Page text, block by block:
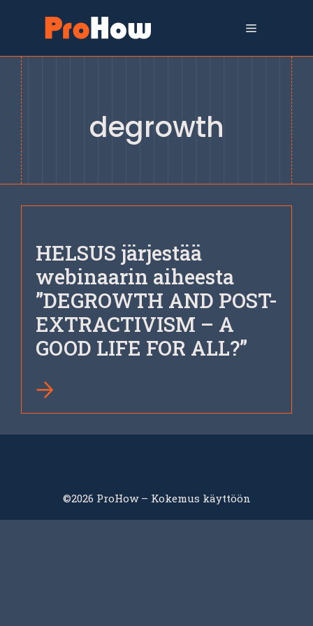
sisältöön
Valikko
degrowth
HELSUS järjestää
webinaarin aiheesta
”DE­GROWTH AND POST-
EX­TRACT­IV­ISM – A
GOOD LIFE FOR ALL?”
©2026 ProHow – Kokemus käyttöön